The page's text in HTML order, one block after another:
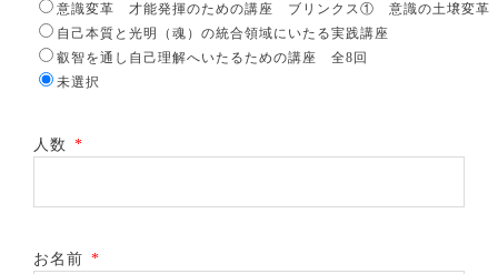
意識変革 才能発揮のための講座 ブリンクス① 意識の土壌変革
自己本質と光明（魂）の統合領域にいたる実践講座
叡智を通し自己理解へいたるための講座 全8回
未選択
人数 *
お名前 *